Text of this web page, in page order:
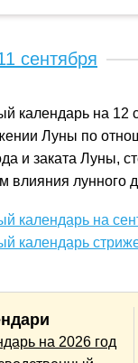
сентября
календарь на 12
Луны по
и заката Луны,
влияния
календарь на
календарь
на 2026 год